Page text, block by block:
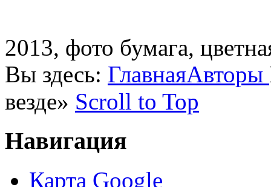
2013, фото бумага,
Вы здесь: ГлавнаяАвторы
везде» Scroll to Top
Навигация
Карта Google